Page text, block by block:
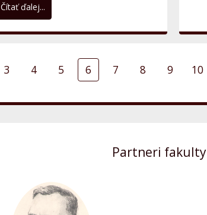
Čítať ďalej...
3 4 5 6 7 8 9 10
Partneri fakulty